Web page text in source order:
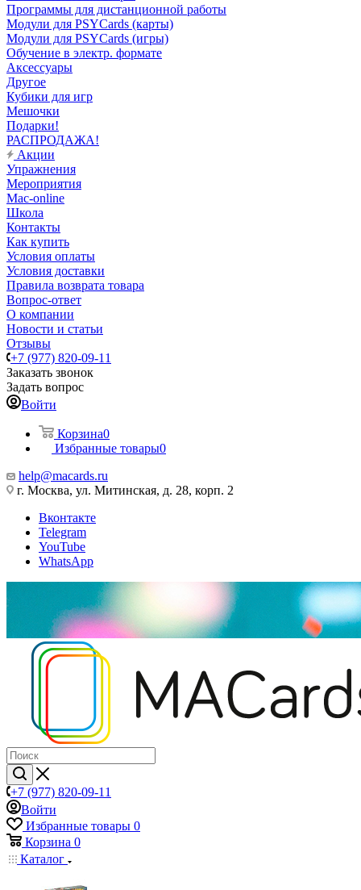
Программы для дистанционной работы
Модули для PSYCards (карты)
Модули для PSYCards (игры)
Обучение в электр. формате
Аксессуары
Другое
Кубики для игр
Мешочки
Подарки!
РАСПРОДАЖА!
Акции
Упражнения
Мероприятия
Mac-online
Школа
Контакты
Как купить
Условия оплаты
Условия доставки
Правила возврата товара
Вопрос-ответ
О компании
Новости и статьи
Отзывы
+7 (977) 820-09-11
Заказать звонок
Задать вопрос
Войти
Корзина0
Избранные товары0
help@macards.ru
г. Москва, ул. Митинская, д. 28, корп. 2
Вконтакте
Telegram
YouTube
WhatsApp
+7 (977) 820-09-11
Войти
Избранные товары 0
Корзина 0
Каталог